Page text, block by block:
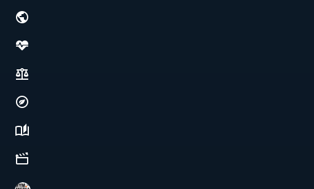
Society, justice & freedoms
Economy, environment & technology
Science, history & spirituality
Culture, media & entertainment